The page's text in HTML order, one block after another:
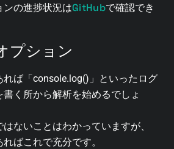
ンの進捗状況はGitHubで確認でき
プション
ば「console.log()」といったログ
く所から解析を始めるでしょ
ないことはわかっていますが、
ばこれで充分です。